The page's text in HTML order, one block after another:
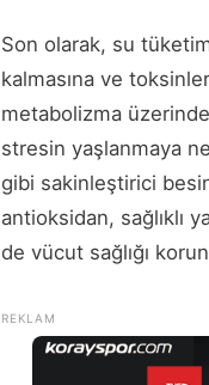
Son olarak, su
kalmasına ve
metabolizma
stresin yaşlanmaya
gibi sakinleştirici
antioksidan, sağlıklı
de vücut sağlığı